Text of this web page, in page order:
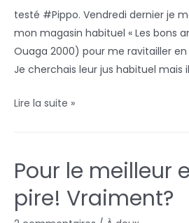
testé #Pippo. Vendredi dernier je
mon magasin habituel « Les bons
Ouaga 2000) pour me ravitailler
Je cherchais leur jus habituel mais
Lire la suite »
Pour le meilleur
pire! Vraiment?